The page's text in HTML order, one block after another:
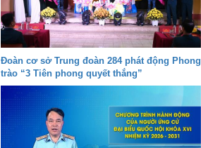
Đoàn cơ sở Trung đoàn 284 phát động Phong
trào “3 Tiên phong quyết thắng”